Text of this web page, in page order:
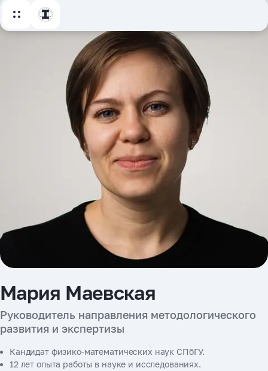
Мария Маевская
Руководитель направления методологического
развития и экспертизы
Кандидат физико-математических наук СПбГУ.
12 лет опыта работы в науке и исследованиях.